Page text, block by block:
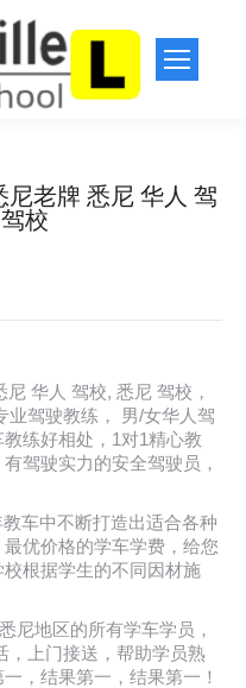
老牌 悉尼 华人 驾
校
华人 驾校, 悉尼 驾校，
业驾驶教练， 男/女华人驾
练好相处，1对1精心教
驾驶实力的安全驾驶员，
车中不断打造出适合各种
优价格的学车学费，给您
根据学生的不同因材施
尼地区的所有学车学员，
，上门接送，帮助学员熟
，结果第一，结果第一！